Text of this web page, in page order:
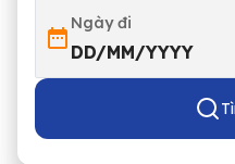
Ngày đi
DD/MM/YYYY